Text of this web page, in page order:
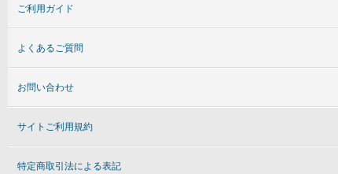
ご利用ガイド
よくあるご質問
お問い合わせ
サイトご利用規約
特定商取引法による表記